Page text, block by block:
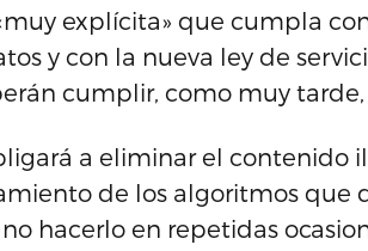
explícita» que cumpla
y con la nueva ley de
cumplir, como muy
a eliminar el contenido
de los algoritmos que
hacerlo en repetidas